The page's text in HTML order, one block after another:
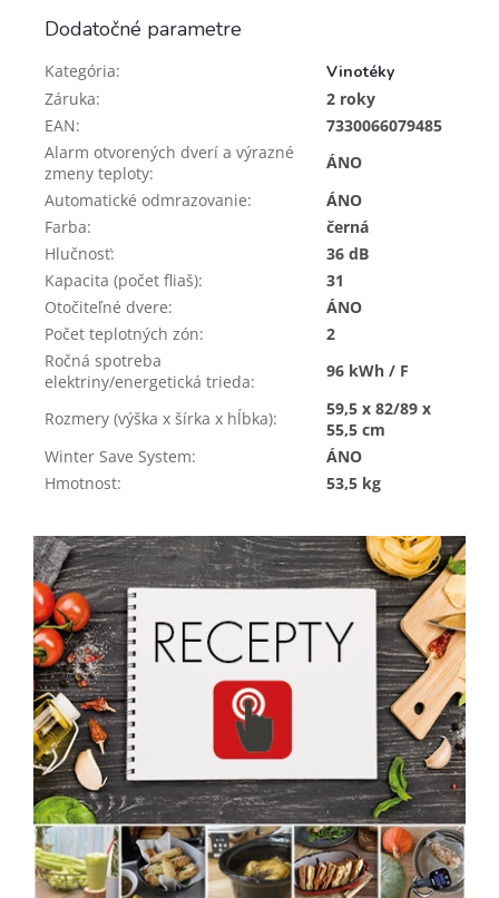
Dodatočné parametre
Kategória:
Vinotéky
Záruka:
2 roky
EAN:
7330066079485
Alarm otvorených dverí a výrazné
zmeny teploty:
ÁNO
Automatické odmrazovanie:
ÁNO
Farba:
černá
Hlučnosť:
36 dB
Kapacita (počet fliaš):
31
Otočiteľné dvere:
ÁNO
Počet teplotných zón:
2
Ročná spotreba
elektriny/energetická trieda:
96 kWh / F
Rozmery (výška x šírka x hĺbka):
59,5 x 82/89 x
55,5 cm
Winter Save System:
ÁNO
Hmotnost: 53,5 kg